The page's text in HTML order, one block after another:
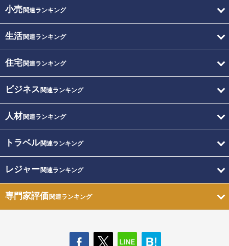
小売関連ランキング
生活関連ランキング
住宅関連ランキング
ビジネス 関連ランキング
人材関連ランキング
トラベル関連ランキング
レジャー関連ランキング
専門家評価関連ランキング